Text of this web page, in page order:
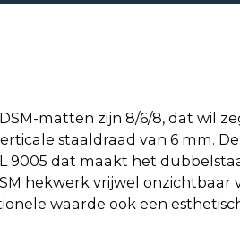
matten zijn 8/6/8, dat wil
staaldraad van 6 mm.
9005 dat maakt het
hekwerk vrijwel onzichtbaar
waarde ook een